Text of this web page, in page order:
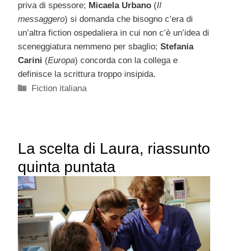
priva di spessore; Micaela Urbano (Il
messaggero) si domanda che bisogno c’era di
un’altra fiction ospedaliera in cui non c’è un’idea di
sceneggiatura nemmeno per sbaglio; Stefania
Carini (Europa) concorda con la collega e
definisce la scrittura troppo insipida.
Categorie
Fiction italiana
La scelta di Laura, riassunto
quinta puntata